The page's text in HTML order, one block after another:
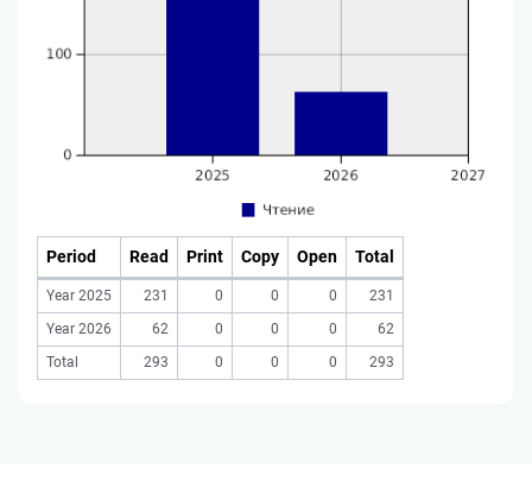
Period Read Print Copy Open Total
Year 2025 231 0 0 0
231
Year 2026
62 0 0 0
62
Total
293 0 0 0 293